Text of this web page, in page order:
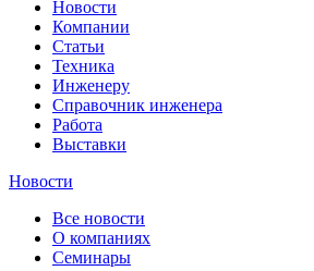
Новости
Компании
Статьи
Техника
Инженеру
Справочник инженера
Работа
Выставки
Новости
Все новости
О компаниях
Семинары